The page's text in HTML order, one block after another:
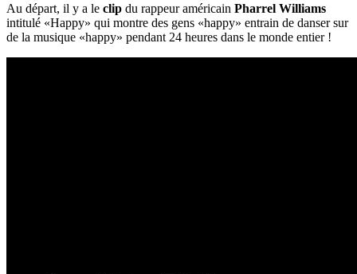
Au départ, il y a le clip du rappeur américain Pharrel Williams
intitulé «Happy» qui montre des gens «happy» entrain de danser sur
de la musique «happy» pendant 24 heures dans le monde entier !